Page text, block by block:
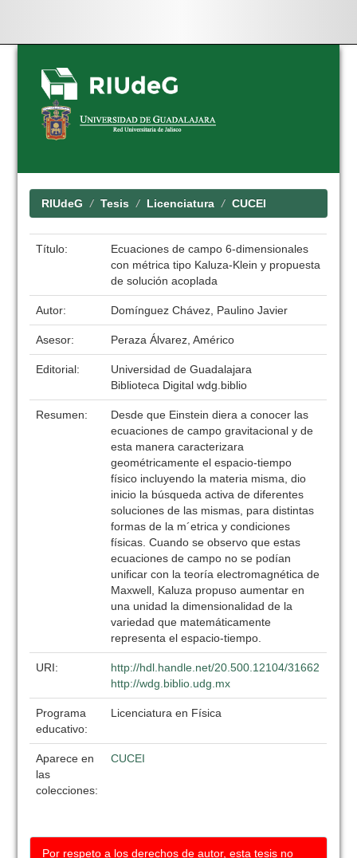
Skip
navigation
RIUdeG Tesis Licenciatura CUCEI
Título:
Ecuaciones de campo 6-dimensionales
con métrica tipo Kaluza-Klein y propuesta
de solución acoplada
Autor: Domínguez Chávez, Paulino Javier
Asesor: Peraza Álvarez, Américo
Editorial:
Universidad de Guadalajara
Biblioteca Digital wdg.biblio
Resumen:
Desde que Einstein diera a conocer las
ecuaciones de campo gravitacional y de
esta manera caracterizara
geométricamente el espacio-tiempo
físico incluyendo la materia misma, dio
inicio la búsqueda activa de diferentes
soluciones de las mismas, para distintas
formas de la m´etrica y condiciones
físicas. Cuando se observo que estas
ecuaciones de campo no se podían
unificar con la teoría electromagnética de
Maxwell, Kaluza propuso aumentar en
una unidad la dimensionalidad de la
variedad que matemáticamente
representa el espacio-tiempo.
URI:
http://hdl.handle.net/20.500.12104/31662
http://wdg.biblio.udg.mx
Programa
educativo:
Licenciatura en Física
Aparece en
las
colecciones:
CUCEI
Por respeto a los derechos de autor, esta tesis no